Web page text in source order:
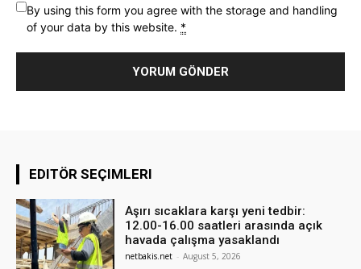
By using this form you agree with the storage and handling
of your data by this website. *
EDITÖR SEÇIMLERI
Aşırı sıcaklara karşı yeni tedbir:
12.00-16.00 saatleri arasında açık
havada çalışma yasaklandı
netbakis.net - August 5, 2026